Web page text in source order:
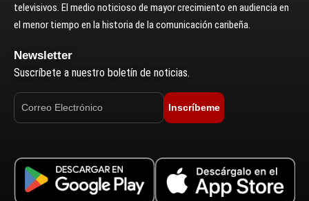
televisivos. El medio noticioso de mayor crecimiento en audiencia en
el menor tiempo en la historia de la comunicación caribeña.
Newsletter
Suscríbete a nuestro boletín de noticias.
Inscríbeme